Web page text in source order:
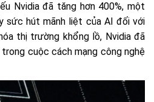
Nvidia đã tăng hơn 400%, một
sức hút mãnh liệt của AI đối với
thị trường khổng lồ, Nvidia đã
cuộc cách mạng công nghệ